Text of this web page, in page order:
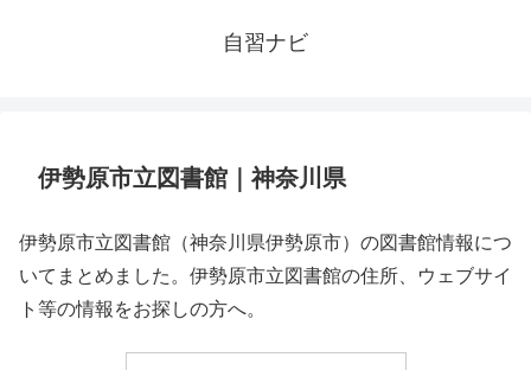
自習ナビ
伊勢原市立図書館｜神奈川県
伊勢原市立図書館（神奈川県伊勢原市）の図書館情報につ
いてまとめました。伊勢原市立図書館の住所、ウェブサイ
ト等の情報をお探しの方へ。